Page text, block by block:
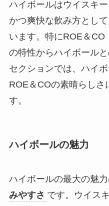
ハイボールはウイスキ
かつ爽快な飲み方とし
います。特にROE＆CO
の特性からハイボール
セクションでは、ハイ
ROE＆COの素晴らしさ
す。
ハイボールの魅力
ハイボールの最大の魅
みやすさ です。ウイス